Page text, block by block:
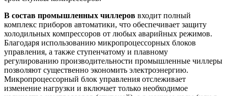
В состав промышленных чиллеров входит полный
комплекс приборов автоматики, что обеспечивает защиту
холодильных компрессоров от любых аварийных режимов.
Благодаря использованию микропроцессорных блоков
управления, а также ступенчатому и плавному
регулированию производительности промышленные чиллеры
позволяют существенно экономить электроэнергию.
Микропроцессорный блок управления отслеживает
изменение нагрузки и включает только необходимое